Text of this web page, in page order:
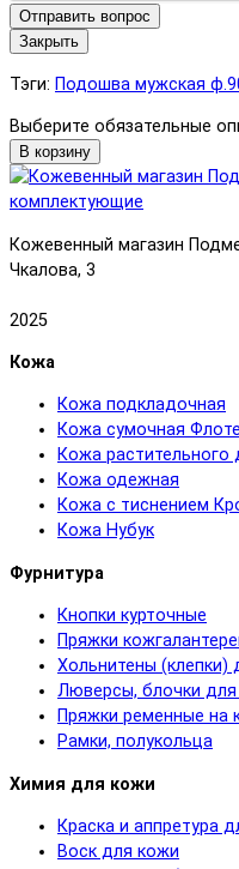
Отправить вопрос
Закрыть
Тэги: Подошва мужская
Выберите обязательные
В корзину
Кожевенный магазин
Чкалова, 3
2025
Кожа
Кожа подкладочная
Кожа сумочная
Кожа растительного
Кожа одежная
Кожа с тиснением
Кожа Нубук
Фурнитура
Кнопки курточные
Пряжки
Хольнитены (клепки)
Люверсы, блочки
Пряжки ременные на
Рамки, полукольца
Химия для кожи
Краска и аппретура
Воск для кожи